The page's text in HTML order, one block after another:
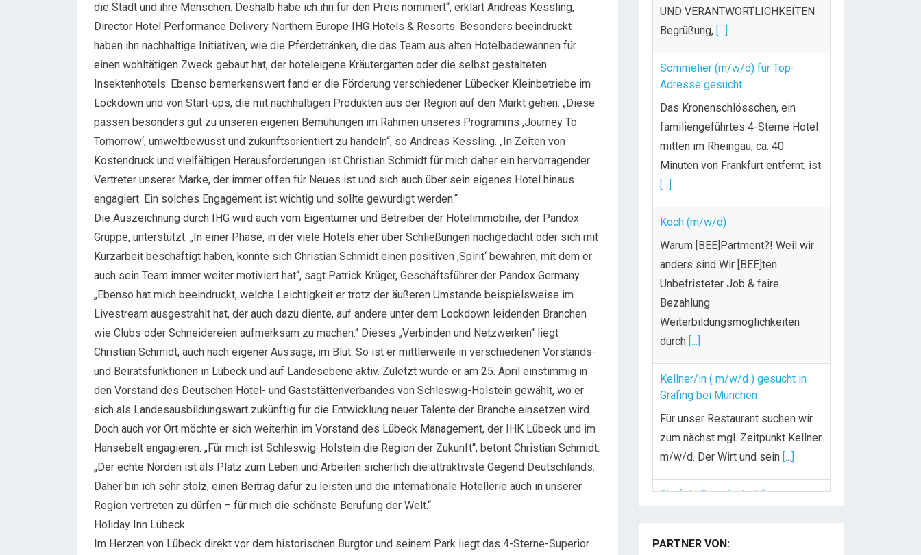
die Stadt und ihre Menschen. Deshalb habe ich ihn für den Preis nominiert“, erklärt Andreas Kessling,
Director Hotel Performance Delivery Northern Europe IHG Hotels & Resorts. Besonders beeindruckt
haben ihn nachhaltige Initiativen, wie die Pferdetränken, die das Team aus alten Hotelbadewannen für
einen wohltätigen Zweck gebaut hat, der hoteleigene Kräutergarten oder die selbst gestalteten
Insektenhotels. Ebenso bemerkenswert fand er die Förderung verschiedener Lübecker Kleinbetriebe im
Lockdown und von Start-ups, die mit nachhaltigen Produkten aus der Region auf den Markt gehen. „Diese
passen besonders gut zu unseren eigenen Bemühungen im Rahmen unseres Programms ‚Journey To
Tomorrow‘, umweltbewusst und zukunftsorientiert zu handeln“, so Andreas Kessling. „In Zeiten von
Kostendruck und vielfältigen Herausforderungen ist Christian Schmidt für mich daher ein hervorragender
Vertreter unserer Marke, der immer offen für Neues ist und sich auch über sein eigenes Hotel hinaus
engagiert. Ein solches Engagement ist wichtig und sollte gewürdigt werden.“
Die Auszeichnung durch IHG wird auch vom Eigentümer und Betreiber der Hotelimmobilie, der Pandox
Gruppe, unterstützt. „In einer Phase, in der viele Hotels eher über Schließungen nachgedacht oder sich mit
Kurzarbeit beschäftigt haben, konnte sich Christian Schmidt einen positiven ‚Spirit‘ bewahren, mit dem er
auch sein Team immer weiter motiviert hat“, sagt Patrick Krüger, Geschäftsführer der Pandox Germany.
„Ebenso hat mich beeindruckt, welche Leichtigkeit er trotz der äußeren Umstände beispielsweise im
Livestream ausgestrahlt hat, der auch dazu diente, auf andere unter dem Lockdown leidenden Branchen
wie Clubs oder Schneidereien aufmerksam zu machen.“ Dieses „Verbinden und Netzwerken“ liegt
Christian Schmidt, auch nach eigener Aussage, im Blut. So ist er mittlerweile in verschiedenen Vorstands-
und Beiratsfunktionen in Lübeck und auf Landesebene aktiv. Zuletzt wurde er am 25. April einstimmig in
den Vorstand des Deutschen Hotel- und Gaststättenverbandes von Schleswig-Holstein gewählt, wo er
sich als Landesausbildungswart zukünftig für die Entwicklung neuer Talente der Branche einsetzen wird.
Doch auch vor Ort möchte er sich weiterhin im Vorstand des Lübeck Management, der IHK Lübeck und im
Hansebelt engagieren. „Für mich ist Schleswig-Holstein die Region der Zukunft“, betont Christian Schmidt.
„Der echte Norden ist als Platz zum Leben und Arbeiten sicherlich die attraktivste Gegend Deutschlands.
Daher bin ich sehr stolz, einen Beitrag dafür zu leisten und die internationale Hotellerie auch in unserer
Region vertreten zu dürfen – für mich die schönste Berufung der Welt.“
Holiday Inn Lübeck
Im Herzen von Lübeck direkt vor dem historischen Burgtor und seinem Park liegt das 4-Sterne-Superior
UND VERANTWORTLICHKEITEN
Begrüßung, [...]
Sommelier (m/w/d) für Top-
Adresse gesucht
Das Kronenschlösschen, ein
familiengeführtes 4-Sterne Hotel
mitten im Rheingau, ca. 40
Minuten von Frankfurt entfernt, ist
[...]
Koch (m/w/d)
Warum [BEE]Partment?! Weil wir
anders sind Wir [BEE]ten…
Unbefristeter Job & faire
Bezahlung
Weiterbildungsmöglichkeiten
durch [...]
Kellner/in ( m/w/d ) gesucht in
Grafing bei München
Für unser Restaurant suchen wir
zum nächst mgl. Zeitpunkt Kellner
m/w/d. Der Wirt und sein [...]
Chef de Rang (m/w/d) gesucht –